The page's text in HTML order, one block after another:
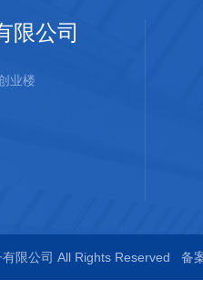
限公司
业楼
限公司 All Rights Reserved 备